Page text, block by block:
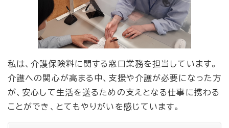
私は、介護保険料に関する窓口業務を担当しています。
介護への関心が高まる中、支援や介護が必要になった方
が、安心して生活を送るための支えとなる仕事に携わる
ことができ、とてもやりがいを感じています。